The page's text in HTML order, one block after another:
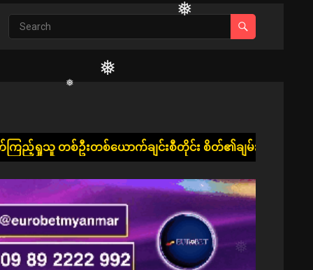
❅
❅
❅
က်ချင်းစီတိုင်း စိတ်၏ချမ်းသာခြင်း၊ ကိုယ်၏ကျန်းမာခြင်းနှင့်